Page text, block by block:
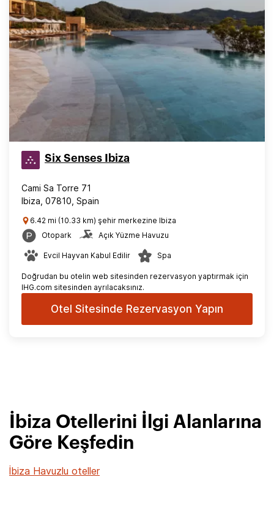
Six Senses Ibiza
Cami Sa Torre 71
Ibiza, 07810, Spain
6.42 mi (10.33 km) şehir merkezine Ibiza
Otopark
Açık Yüzme Havuzu
Evcil Hayvan Kabul Edilir Spa
Doğrudan bu otelin web sitesinden rezervasyon yaptırmak için
IHG.com sitesinden ayrılacaksınız.
Otel Sitesinde Rezervasyon Yapın
İbiza Otellerini İlgi Alanlarına
Göre Keşfedin
İbiza Havuzlu oteller